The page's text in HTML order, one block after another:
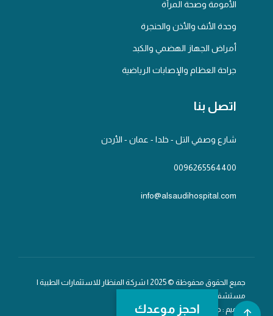
الأمومة وصحة المرأة
وحدة الأنف والأذن والحنجرة
أمراض الجهاز الهضمي والكبد
جراحة العظام والإصابات الرياضية
اتصل بنا
شارع وصفي التل - خلدا - عمان - الأردن
0096265564400
info@alsaudihospital.com
جميع الحقوق محفوظة © 2025 | شركة المنظار للاستثمارات الطبية |
مستشفى السعودي
تصميم : جلف تكاحجز موعدك